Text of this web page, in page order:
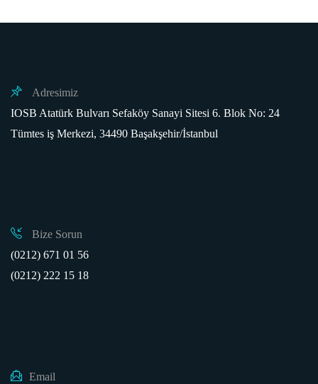
Adresimiz
IOSB Atatürk Bulvarı Sefaköy Sanayi Sitesi 6. Blok No: 24
Tümtes iş Merkezi, 34490 Başakşehir/İstanbul
Bize Sorun
(0212) 671 01 56
(0212) 222 15 18
Email